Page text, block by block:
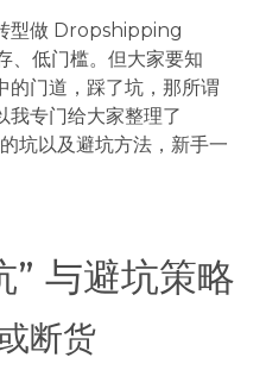
型做 Dropshipping
低门槛。但大家要知
的门道，踩了坑，那所谓
我专门给大家整理了
以及避坑方法，新手一
” 与避坑策略
断货